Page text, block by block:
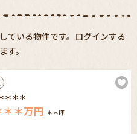
ている物件です。ログインする
す。
＊＊＊
＊＊万円 ＊＊坪